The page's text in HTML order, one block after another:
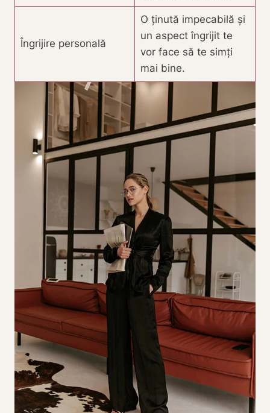
Îngrijire personală
O ținută impecabilă și
un aspect îngrijit te
vor face să te simți
mai bine.